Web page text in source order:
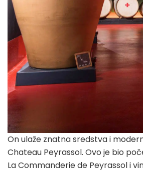
On ulaže znatna sredstva i
Chateau Peyrassol. Ovo je bio
La Commanderie de Peyrassol i